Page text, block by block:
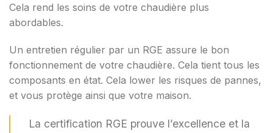
Cela rend les soins de votre chaudière plus
abordables.
Un entretien régulier par un RGE assure le bon
fonctionnement de votre chaudière. Cela tient tous les
composants en état. Cela lower les risques de pannes,
et vous protège ainsi que votre maison.
La certification RGE prouve l’excellence et la